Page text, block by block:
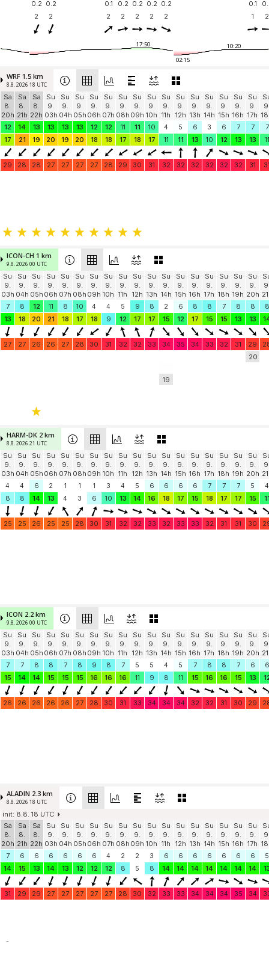
0.2 0.2 0.1 0.2 0.2 0.2 0.2 0.1
2
2 2 2 2 2 2 1 2
17:50
10:20
02:15
WRF 1.5 km
8.8. 2026 18 UTC
Sa
8.
20h
Sa
8.
21h
Sa
8.
22h
Su
9.
03h
Su
9.
04h
Su
9.
05h
Su
9.
06h
Su
9.
07h
Su
9.
08h
Su
9.
09h
Su
9.
10h
Su
9.
11h
Su
9.
12h
Su
9.
13h
Su
9.
14h
Su
9.
15h
Su
9.
16h
Su
9.
17h
12
14 13 13 13 13 12 12 11 11 10 4 5 6 3 6 7 7
7
17
21 19 20 19 20 18 18 17 18 17 11 11 13 10 12 13 13 11
29 28 28 27 27 27 27 28 29 30 31 32 32 32 32 32 32 31
ICON-CH 1 km
9.8. 2026 00 UTC
Su
9.
03h
Su
9.
04h
Su
9.
05h
Su
9.
06h
Su
9.
07h
Su
9.
08h
Su
9.
09h
Su
9.
10h
Su
9.
11h
Su
9.
12h
Su
9.
13h
Su
9.
14h
Su
9.
15h
Su
9.
16h
Su
9.
17h
Su
9.
18h
Su
9.
19h
Su
9.
20h
7
8 12 11 8 10 4 4 5 9 8 2 6 8 8 7 8 8
8
13
18 20 21 18 17 18 9 12 17 17 15 12 17 15 15 13 13
27 27 26 26 27 28 30 31 32 32 33 34 35 34 33 32 31 29
19
20
HARM-DK 2 km
8.8. 2026 21 UTC
Su
9.
03h
Su
9.
04h
Su
9.
05h
Su
9.
06h
Su
9.
07h
Su
9.
08h
Su
9.
09h
Su
9.
10h
Su
9.
11h
Su
9.
12h
Su
9.
13h
Su
9.
14h
Su
9.
15h
Su
9.
16h
Su
9.
17h
Su
9.
18h
Su
9.
19h
Su
9.
20h
4
4 6 2 1 1 1 3 4 5 6 6 6 6 7 7 7 5
4
8
8 14 13 4 3 6 10 13 14 16 18 17 15 18 17 17 15
25 25 26 25 25 28 30 31 32 32 33 32 33 33 32 31 31 30
ICON 2.2 km
9.8. 2026 00 UTC
Su
9.
03h
Su
9.
04h
Su
9.
05h
Su
9.
06h
Su
9.
07h
Su
9.
08h
Su
9.
09h
Su
9.
10h
Su
9.
11h
Su
9.
12h
Su
9.
13h
Su
9.
14h
Su
9.
15h
Su
9.
16h
Su
9.
17h
Su
9.
18h
Su
9.
19h
Su
9.
20h
7
7 8 8 7 8 9 8 7 5 5 4 5 7 8 8 7 6
6
15
14 14 15 15 15 16 16 16 11 9 8 11 15 16 16 15 13
26 26 26 26 26 27 28 30 31 33 34 34 34 32 32 31 30 29
ALADIN 2.3 km
8.8. 2026 18 UTC
init: 8.8. 18 UTC
Sa
8.
20h
Sa
8.
21h
Sa
8.
22h
Su
9.
03h
Su
9.
04h
Su
9.
05h
Su
9.
06h
Su
9.
07h
Su
9.
08h
Su
9.
09h
Su
9.
10h
Su
9.
11h
Su
9.
12h
Su
9.
13h
Su
9.
14h
Su
9.
15h
Su
9.
16h
Su
9.
17h
7
6 6 6 6 6 6 4 2 2 3 6 6 6 6 6 6 6
5
14
15 13 14 13 12 12 12 8 5 8 14 14 14 14 14 14 14
31 29 29 27 27 27 27 27 28 30 32 33 33 34 34 34 35 34
-